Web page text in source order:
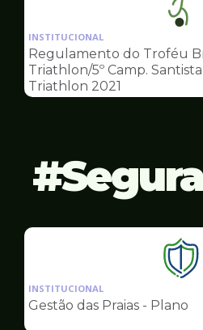
da
de
INSTITUCIONAL
Regulamento do Troféu
Triathlon/5º Camp.
Triathlon 2021
da
INSTITUCIONAL
Gestão das Praias - Plano